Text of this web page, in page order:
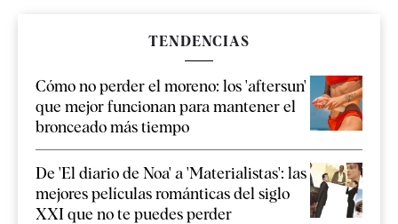
TENDENCIAS
Cómo no perder el moreno: los 'aftersun'
que mejor funcionan para mantener el
bronceado más tiempo
De 'El diario de Noa' a 'Materialistas': las
mejores películas románticas del siglo
XXI que no te puedes perder